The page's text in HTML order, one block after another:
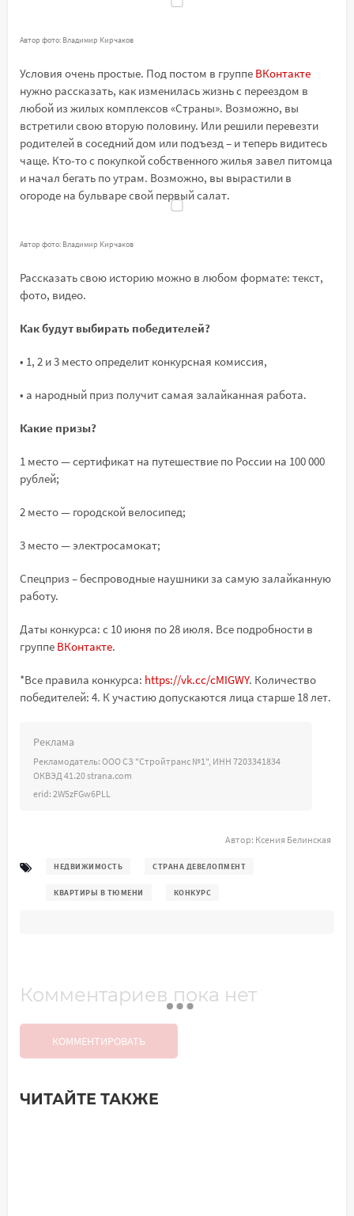
Автор фото: Владимир Кирчаков
Условия очень простые. Под постом в группе ВКонтакте
нужно рассказать, как изменилась жизнь с переездом в
любой из жилых комплексов «Страны». Возможно, вы
встретили свою вторую половину. Или решили перевезти
родителей в соседний дом или подъезд – и теперь видитесь
чаще. Кто-то с покупкой собственного жилья завел питомца
и начал бегать по утрам. Возможно, вы вырастили в
огороде на бульваре свой первый салат.
Автор фото: Владимир Кирчаков
Рассказать свою историю можно в любом формате: текст,
фото, видео.
Как будут выбирать победителей?
• 1, 2 и 3 место определит конкурсная комиссия,
• а народный приз получит самая залайканная работа.
Какие призы?
1 место — сертификат на путешествие по России на 100 000
рублей;
2 место — городской велосипед;
3 место — электросамокат;
Спецприз – беспроводные наушники за самую залайканную
работу.
Даты конкурса: с 10 июня по 28 июля. Все подробности в
группе ВКонтакте.
*Все правила конкурса: https://vk.cc/cMIGWY. Количество
победителей: 4. К участию допускаются лица старше 18 лет.
Реклама
Рекламодатель: ООО СЗ "Стройтранс №1", ИНН 7203341834
ОКВЭД 41.20 strana.com
erid: 2W5zFGw6PLL
НЕДВИЖИМОСТЬ СТРАНА ДЕВЕЛОПМЕНТ
КВАРТИРЫ В ТЮМЕНИ КОНКУРС
Автор: Ксения Белинская
Комментариев пока нет
КОММЕНТИРОВАТЬ
Добавить комментарий
ЧИТАЙТЕ ТАКЖЕ